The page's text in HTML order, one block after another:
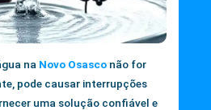
na Novo Osasco não for
pode causar interrupções
uma solução confiável e